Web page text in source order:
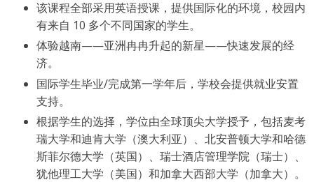
该课程全部采用英语授课，提供国际化的环境，校园内
有来自 10 多个不同国家的学生。
体验越南——亚洲冉冉升起的新星——快速发展的经
济。
国际学生毕业/完成第一学年后，学校会提供就业安置
支持。
根据学生的选择，学位由全球顶尖大学授予，包括麦考
瑞大学和迪肯大学（澳大利亚）、北安普顿大学和哈德
斯菲尔德大学（英国）、瑞士酒店管理学院（瑞士）、
犹他理工大学（美国）和加拿大西部大学（加拿大）。